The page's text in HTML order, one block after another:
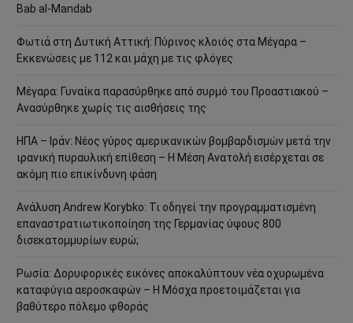
Bab al-Mandab
Φωτιά στη Δυτική Αττική: Πύρινος κλοιός στα Μέγαρα –
Εκκενώσεις με 112 και μάχη με τις φλόγες
Μέγαρα: Γυναίκα παρασύρθηκε από συρμό του Προαστιακού –
Ανασύρθηκε χωρίς τις αισθήσεις της
ΗΠΑ – Ιράν: Νέος γύρος αμερικανικών βομβαρδισμών μετά την
ιρανική πυραυλική επίθεση – Η Μέση Ανατολή εισέρχεται σε
ακόμη πιο επικίνδυνη φάση
Ανάλυση Andrew Korybko: Τι οδηγεί την προγραμματισμένη
επαναστρατιωτικοποίηση της Γερμανίας ύψους 800
δισεκατομμυρίων ευρώ;
Ρωσία: Δορυφορικές εικόνες αποκαλύπτουν νέα οχυρωμένα
καταφύγια αεροσκαφών – Η Μόσχα προετοιμάζεται για
βαθύτερο πόλεμο φθοράς